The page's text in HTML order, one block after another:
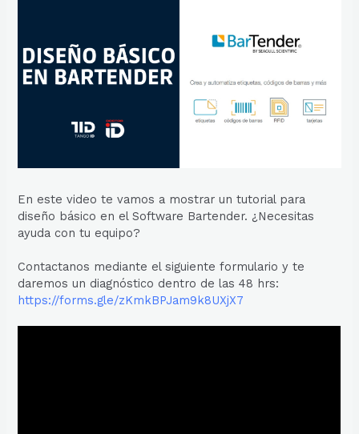
En este video te vamos a mostrar un tutorial para
diseño básico en el Software Bartender. ¿Necesitas
ayuda con tu equipo?
Contactanos mediante el siguiente formulario y te
daremos un diagnóstico dentro de las 48 hrs:
https://forms.gle/zKmkBPJam9k8UXjX7